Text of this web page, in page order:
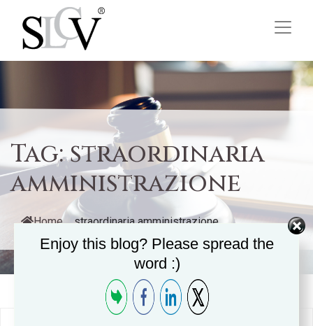
Tag:straordinaria
amministrazione
Home / straordinaria amministrazione
Enjoy this blog? Please spread the
word :)